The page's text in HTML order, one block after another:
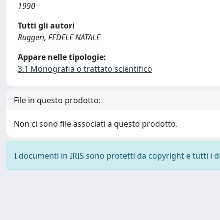
1990
Tutti gli autori
Ruggeri, FEDELE NATALE
Appare nelle tipologie:
3.1 Monografia o trattato scientifico
File in questo prodotto:
Non ci sono file associati a questo prodotto.
I documenti in IRIS sono protetti da copyright e tutti i